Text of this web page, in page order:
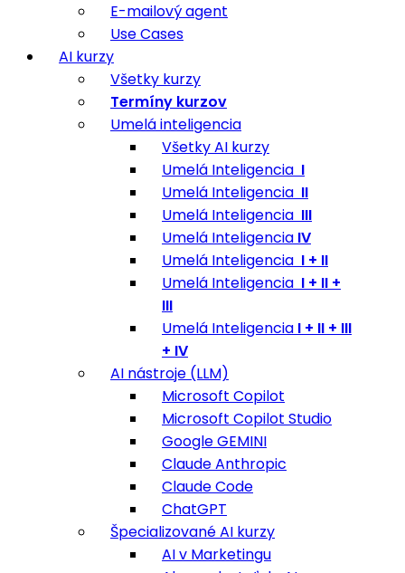
E-mailový agent
Use Cases
AI kurzy
Všetky kurzy
Termíny kurzov
Umelá inteligencia
Všetky AI kurzy
Umelá Inteligencia I
Umelá Inteligencia II
Umelá Inteligencia III
Umelá Inteligencia IV
Umelá Inteligencia I + II
Umelá Inteligencia I + II +
III
Umelá Inteligencia I + II + III
+ IV
AI nástroje (LLM)
Microsoft Copilot
Microsoft Copilot Studio
Google GEMINI
Claude Anthropic
Claude Code
ChatGPT
Špecializované AI kurzy
AI v Marketingu